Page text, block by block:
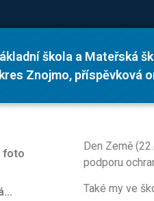
škola a Mateřská
Znojmo, příspěvková
foto
Den Země
podporu
Také my ve